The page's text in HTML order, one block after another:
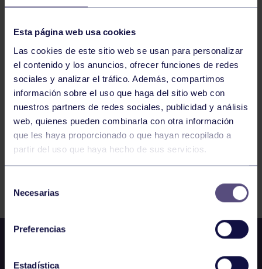
Esta página web usa cookies
Las cookies de este sitio web se usan para personalizar
el contenido y los anuncios, ofrecer funciones de redes
sociales y analizar el tráfico. Además, compartimos
información sobre el uso que haga del sitio web con
nuestros partners de redes sociales, publicidad y análisis
web, quienes pueden combinarla con otra información
que les haya proporcionado o que hayan recopilado a
partir del uso que haya hecho de sus servicios.
Necesarias
Preferencias
Estadística
11
ENGANCHATE AL DEPORTE – BOXEO
1 2 3 4 5 6